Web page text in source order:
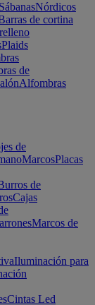
SábanasNórdicos
de cortina
Plaids
de
Alfombras
de
MarcosPlacas
de
Cajas
Marcos de
Iluminación para
Cintas Led